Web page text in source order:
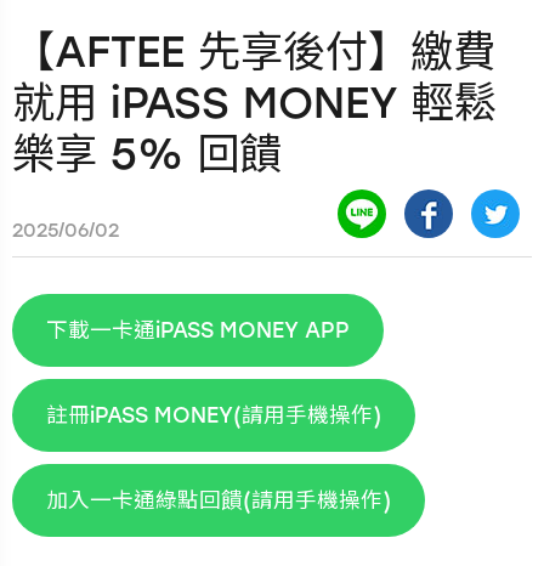
【AFTEE 先享後付】繳費
就用 iPASS MONEY 輕鬆
樂享 5% 回饋
2025/06/02
下載一卡通iPASS MONEY APP
註冊iPASS MONEY(請用手機操作)
加入一卡通綠點回饋(請用手機操作)